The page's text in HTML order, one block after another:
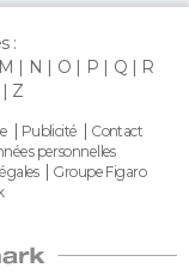
:
M N O P Q
R
Z
Publicité
Contact
personnelles
Groupe Figaro